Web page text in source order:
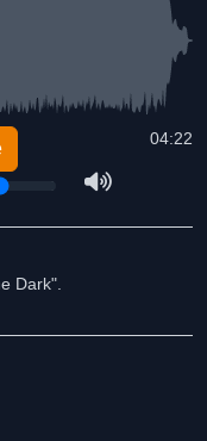
04:22
Dark".